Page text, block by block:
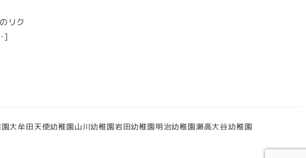
リク
大牟田天使幼稚園山川幼稚園岩田幼稚園明治幼稚園瀬高大谷幼稚園